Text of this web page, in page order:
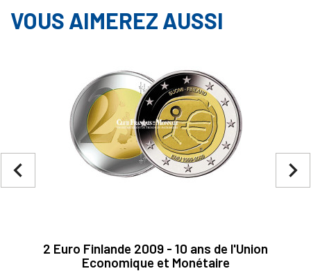
VOUS AIMEREZ AUSSI
2 Euro Finlande 2009 - 10 ans de l'Union
Economique et Monétaire
navigate_next
navigate_before